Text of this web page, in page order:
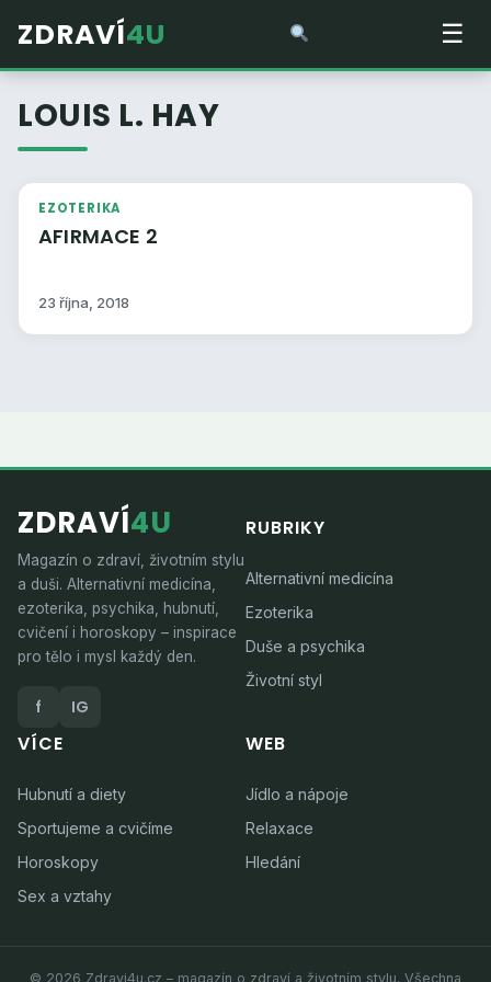
ZDRAVÍ4U ☰
LOUIS L. HAY
EZOTERIKA
AFIRMACE 2
23 října, 2018
ZDRAVÍ4U
Magazín o zdraví, životním stylu
a duši. Alternativní medicína,
ezoterika, psychika, hubnutí,
cvičení i horoskopy – inspirace
pro tělo i mysl každý den.
f IG
RUBRIKY
Alternativní medicína
Ezoterika
Duše a psychika
Životní styl
VÍCE
Hubnutí a diety
Sportujeme a cvičíme
Horoskopy
Sex a vztahy
WEB
Jídlo a nápoje
Relaxace
Hledání
© 2026 Zdravi4u.cz – magazín o zdraví a životním stylu. Všechna